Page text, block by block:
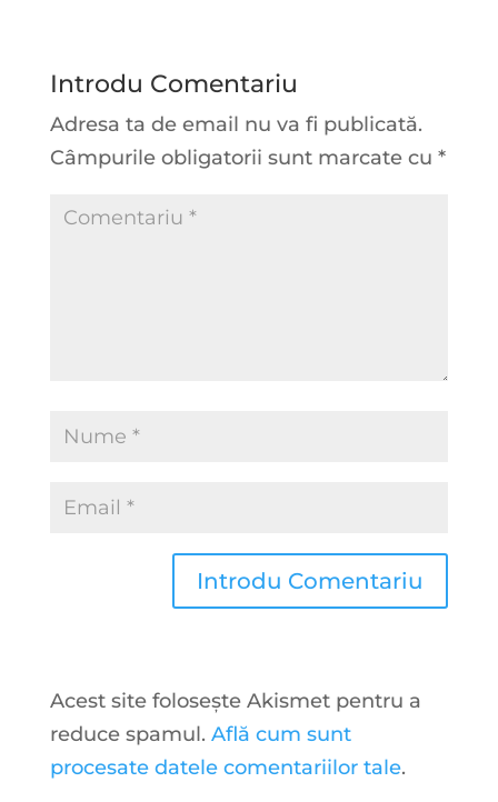
Introdu Comentariu
Adresa ta de email nu va fi publicată.
Câmpurile obligatorii sunt marcate cu *
Acest site folosește Akismet pentru a
reduce spamul. Află cum sunt
procesate datele comentariilor tale.